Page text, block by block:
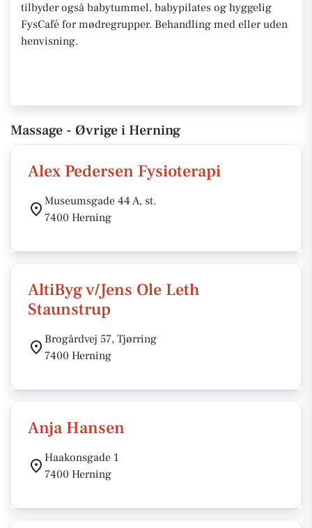
tilbyder også babytummel, babypilates og hyggelig
FysCafé for mødregrupper. Behandling med eller uden
henvisning.
Massage - Øvrige i Herning
Alex Pedersen Fysioterapi
Museumsgade 44 A, st.
7400 Herning
AltiByg v/Jens Ole Leth
Staunstrup
Brogårdvej 57, Tjørring
7400 Herning
Anja Hansen
Haakonsgade 1
7400 Herning